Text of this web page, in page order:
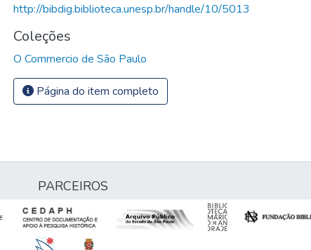
http://bibdig.biblioteca.unesp.br/handle/10/5013
Coleções
O Commercio de São Paulo
Página do item completo
PARCEIROS